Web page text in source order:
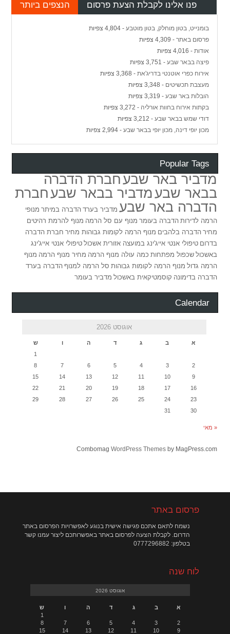
הנצפים ביותר פנו אלינו לקבלת הצעת פרסום
בומנייט, בטון מוחלק, בטון מוטבע - 4,804 צפיות
פרסום באתר - 4,309 צפיות
אודות - 4,016 צפיות
פיצה בבאר שבע - 3,751 צפיות
אירוח כפרי אוטנטי בדריג'את - 3,368 צפיות
מעצבת תכשיטים - 3,348 צפיות
הובלות באר שבע - 3,319 צפיות
בקתות אירוח בחוות אורליה - 3,272 צפיות
דודי שמש בבאר שבע - 3,212 צפיות
מכון יופי דינה, מכון יופי בבאר שבע - 2,994 צפיות
Popular Tags
מדביר באר שבעחברת הדברה
בבאר שבעמדביר בבאר שבעחברת
הדברה באר שבע מדביר בערד הדברה במיתר מנופי
הרמה לדירות הדברה בעומר מנוף עם סל הרמה מנוף להרמת רהיטים
מחיר הדברה בלהבים מנוף הרמה לקומות גבוהות מחיר חברת הדברה
בדרום טיפולי אנטי אייג'ינג במועצה אזורית אשכול טיפולי אנטי אייג'ינג
באשכול שכפול מפתחות כמה עולה מנוף הרמה מחיר מנוף הרמה מנוף
הרמה גדול מנוף הרמה לקומות גבוהות סל הרמה למנוף הדברה בערד
הדברה בדימונה קוסמטיקאית באשכול מדביר בעומר
Calendar
אוגוסט 2026
א ב ג ד ה ו
ש
1
2
3
4
5
6
7
8
9
10
11
12
13
14
15
16
17
18
19
20
21
22
23
24
25
26
27
28
29
30
31
« מאי
Combomag WordPress Themesby MagPress.com
פרסום באתר
נשמח לתאם אתכם פגישה אישית בנוגע לאפשרויות הפרסום באתר
הדרום. לקבלת הצעה לפרסום באתר באפשרותכם ליצור עמנו קשר
בטלפון: 0777296882
לוח שנה
אוגוסט 2026
א ב ג ד ה ו
ש
1
2
3
4
5
6
7
8
9
10
11
12
13
14
15